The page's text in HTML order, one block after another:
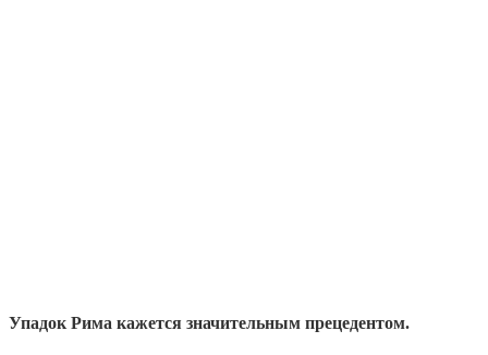
Упадок Рима кажется значительным прецедентом.